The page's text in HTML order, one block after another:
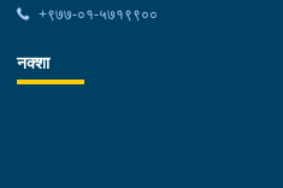
+९७७-०१-५७१९९००
नक्शा